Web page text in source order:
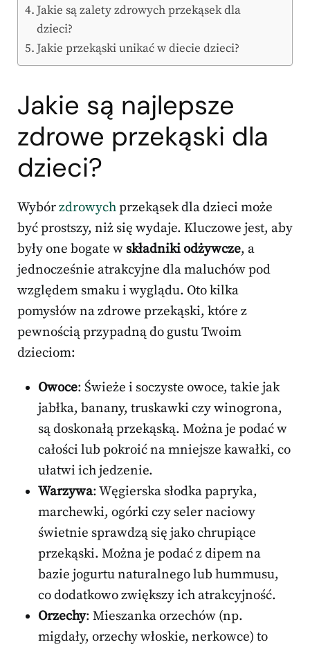
Jakie są zalety zdrowych przekąsek dla
dzieci?
Jakie przekąski unikać w diecie dzieci?
Jakie są najlepsze
zdrowe przekąski dla
dzieci?
Wybórzdrowychprzekąsek dla dzieci może
być prostszy, niż się wydaje. Kluczowe jest, aby
były one bogate w składniki odżywcze, a
jednocześnie atrakcyjne dla maluchów pod
względem smaku i wyglądu. Oto kilka
pomysłów na zdrowe przekąski, które z
pewnością przypadną do gustu Twoim
dzieciom:
Owoce: Świeże i soczyste owoce, takie jak
jabłka, banany, truskawki czy winogrona,
są doskonałą przekąską. Można je podać w
całości lub pokroić na mniejsze kawałki, co
ułatwi ich jedzenie.
Warzywa: Węgierska słodka papryka,
marchewki, ogórki czy seler naciowy
świetnie sprawdzą się jako chrupiące
przekąski. Można je podać z dipem na
bazie jogurtu naturalnego lub hummusu,
co dodatkowo zwiększy ich atrakcyjność.
Orzechy: Mieszanka orzechów (np.
migdały, orzechy włoskie, nerkowce) to